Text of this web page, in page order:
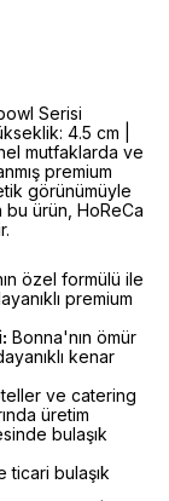
Serisi
4.5 cm |
mutfaklarda ve
premium
görünümüyle
ürün, HoReCa
özel formülü ile
premium
Bonna'nın ömür
kenar
ve catering
üretim
bulaşık
ticari bulaşık